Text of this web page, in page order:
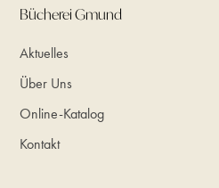
Bücherei Gmund
Aktuelles
Über Uns
Online-Katalog
Kontakt